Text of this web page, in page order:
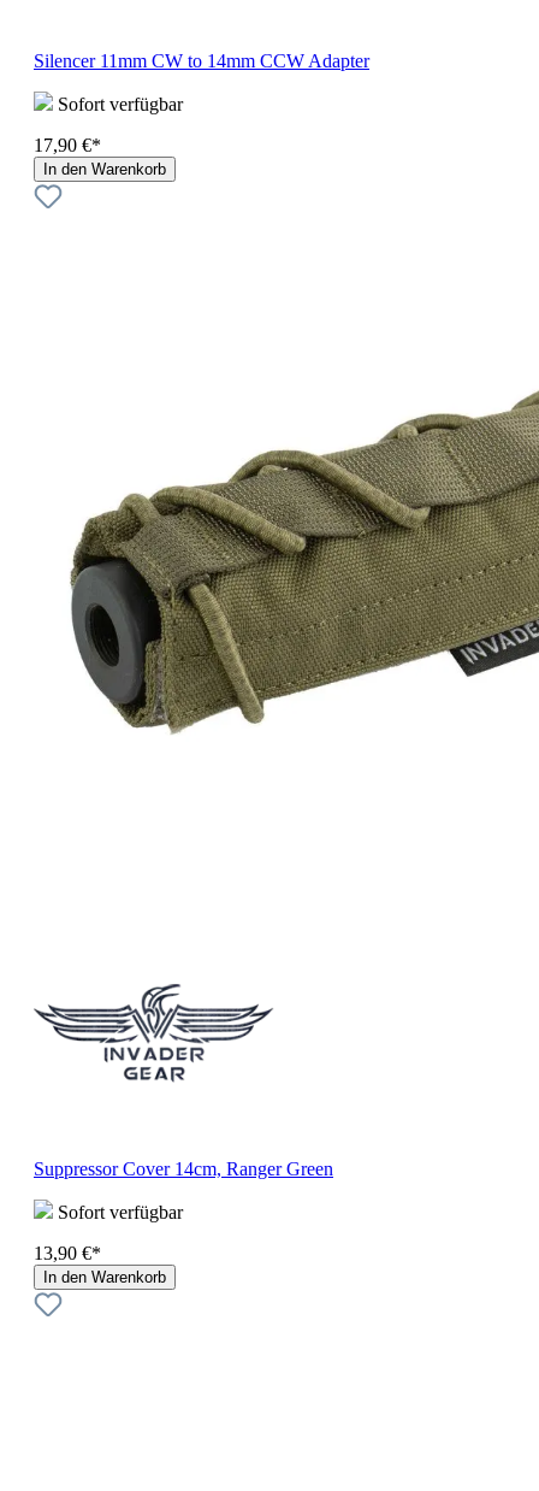
Silencer 11mm CW to 14mm CCW Adapter
Sofort verfügbar
17,90 €*
In den Warenkorb
Suppressor Cover 14cm, Ranger Green
Sofort verfügbar
13,90 €*
In den Warenkorb